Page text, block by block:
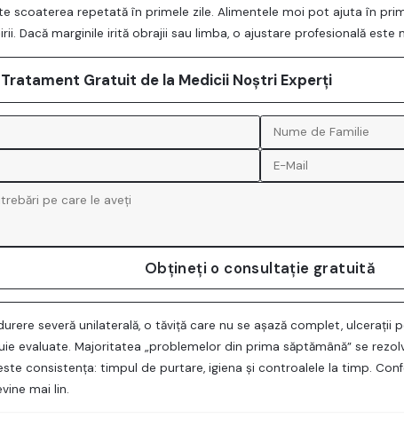
scoaterea repetată în primele zile. Alimentele moi pot ajuta în
Dacă marginile irită obrajii sau limba, o ajustare profesională
Gratuit de la Medicii Noștri Experți
Obțineți o consultație gratuită
severă unilaterală, o tăviță care nu se așază complet, ulcerații
evaluate. Majoritatea „problemelor din prima săptămână” se
consistența: timpul de purtare, igiena și controalele la timp.
mai lin.